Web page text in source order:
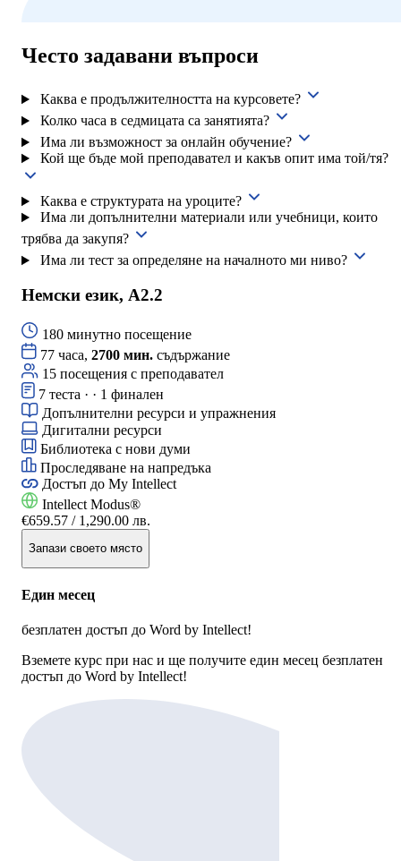
Често задавани въпроси
Каква е продължителността на курсовете?
Колко часа в седмицата са занятията?
Има ли възможност за онлайн обучение?
Кой ще бъде мой преподавател и какъв опит има той/тя?
Каква е структурата на уроците?
Има ли допълнителни материали или учебници, които
трябва да закупя?
Има ли тест за определяне на началното ми ниво?
Немски език, А2.2
180 минутно посещение
77 часа, 2700 мин. съдържание
15 посещения с преподавател
7 теста · · 1 финален
Допълнителни ресурси и упражнения
Дигитални ресурси
Библиотека с нови думи
Проследяване на напредъка
Достъп до My Intellect
Intellect Modus®
€659.57 / 1,290.00 лв.
Запази своето място
Един месец
безплатен достъп до Word by Intellect!
Вземете курс при нас и ще получите един месец безплатен
достъп до Word by Intellect!